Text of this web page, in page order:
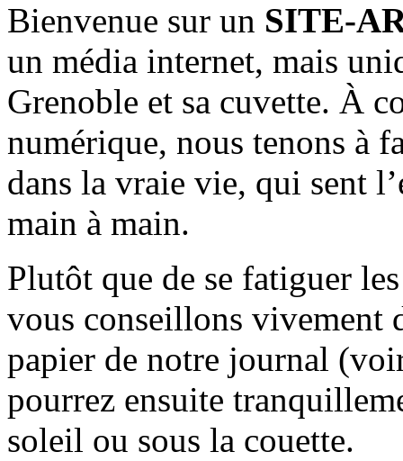
Bienvenue sur un SITE-
un média internet, mais
Grenoble et sa cuvette. À
numérique, nous tenons à
dans la vraie vie, qui sent
main à main.
Plutôt que de se fatiguer
vous conseillons vivement
papier de notre journal
pourrez ensuite
soleil ou sous la couette.